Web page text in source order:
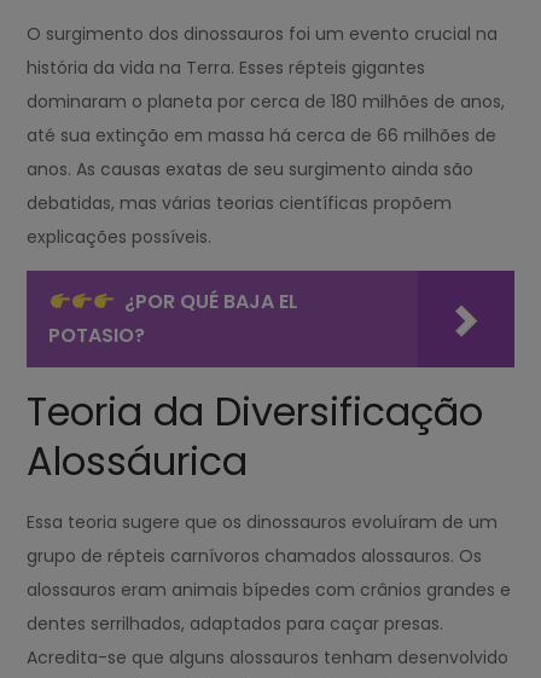
O surgimento dos dinossauros foi um evento crucial na
história da vida na Terra. Esses répteis gigantes
dominaram o planeta por cerca de 180 milhões de anos,
até sua extinção em massa há cerca de 66 milhões de
anos. As causas exatas de seu surgimento ainda são
debatidas, mas várias teorias científicas propõem
explicações possíveis.
¿POR QUÉ BAJA EL
POTASIO?
Teoria da Diversificação
Alossáurica
Essa teoria sugere que os dinossauros evoluíram de um
grupo de répteis carnívoros chamados alossauros. Os
alossauros eram animais bípedes com crânios grandes e
dentes serrilhados, adaptados para caçar presas.
Acredita-se que alguns alossauros tenham desenvolvido